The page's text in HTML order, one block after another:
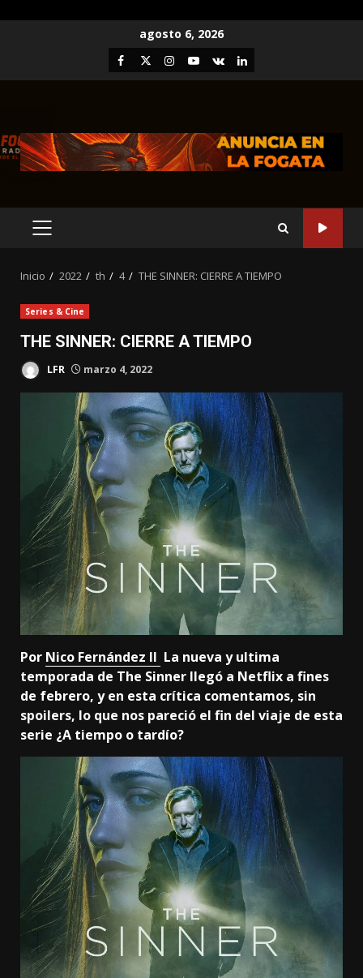
agosto 6, 2026
Facebook
TwitterInstagram
Youtube
VK LinkedIn
MENÚ
Inicio 2022 th 4 THE SINNER: CIERRE A TIEMPO
Series & Cine
THE SINNER: CIERRE A TIEMPO
LFR marzo 4, 2022
Por Nico Fernández II La nueva y ultima
temporada de The Sinner llegó a Netflix a fines
de febrero, y en esta crítica comentamos, sin
spoilers, lo que nos pareció el fin del viaje de esta
serie ¿A tiempo o tardío?